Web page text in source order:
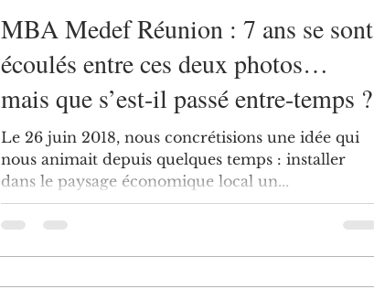
MBA Medef Réunion : 7 ans se sont
écoulés entre ces deux photos…
mais que s’est-il passé entre-temps ?
Le 26 juin 2018, nous concrétisions une idée qui
nous animait depuis quelques temps : installer
dans le paysage économique local un...